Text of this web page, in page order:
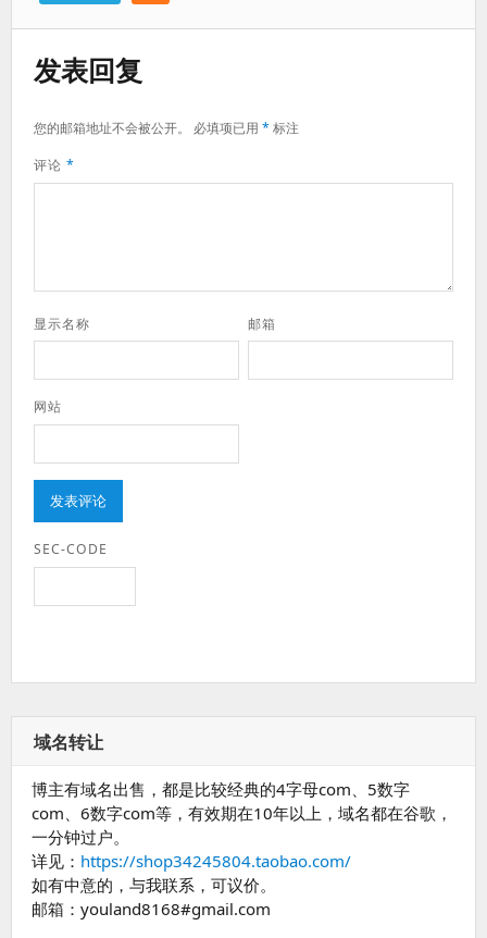
发表回复
您的邮箱地址不会被公开。 必填项已用 *标注
评论 *
显示名称 邮箱
网站
SEC-CODE
域名转让
博主有域名出售，都是比较经典的4字母com、5数字
com、6数字com等，有效期在10年以上，域名都在谷歌，
一分钟过户。
详见： https://shop34245804.taobao.com/
如有中意的，与我联系，可议价。
邮箱：youland8168#gmail.com